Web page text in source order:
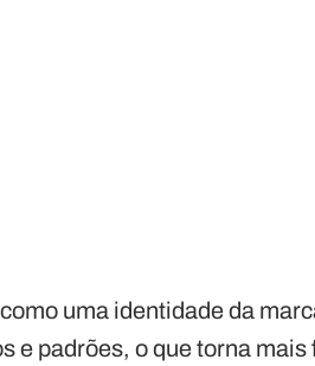
uma identidade da
e padrões, o que torna